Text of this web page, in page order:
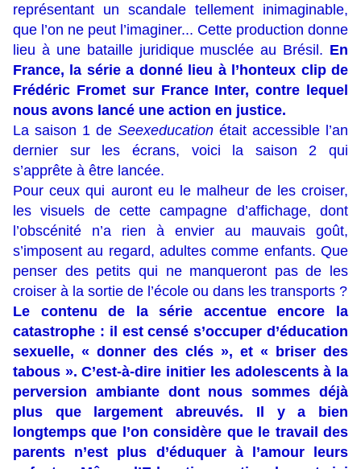
représentant un scandale tellement inimaginable,
que l’on ne peut l’imaginer... Cette production donne
lieu à une bataille juridique musclée au Brésil. En
France, la série a donné lieu à l’honteux clip de
Frédéric Fromet sur France Inter, contre lequel
nous avons lancé une action en justice.
La saison 1 de Seexeducation était accessible l’an
dernier sur les écrans, voici la saison 2 qui
s’apprête à être lancée.
Pour ceux qui auront eu le malheur de les croiser,
les visuels de cette campagne d’affichage, dont
l’obscénité n’a rien à envier au mauvais goût,
s’imposent au regard, adultes comme enfants. Que
penser des petits qui ne manqueront pas de les
croiser à la sortie de l’école ou dans les transports ?
Le contenu de la série accentue encore la
catastrophe : il est censé s’occuper d’éducation
sexuelle, « donner des clés », et « briser des
tabous ». C’est-à-dire initier les adolescents à la
perversion ambiante dont nous sommes déjà
plus que largement abreuvés. Il y a bien
longtemps que l’on considère que le travail des
parents n’est plus d’éduquer à l’amour leurs